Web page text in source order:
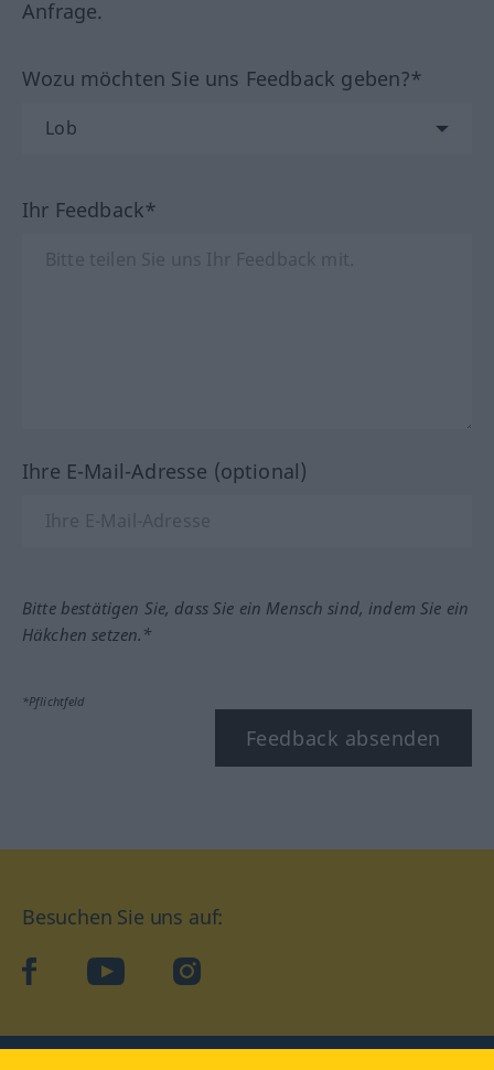
Anfrage.
Wozu möchten Sie uns Feedback geben?*
Ihr Feedback*
Ihre E-Mail-Adresse (optional)
Bitte bestätigen Sie, dass Sie ein Mensch sind, indem Sie ein
Häkchen setzen.*
*Pflichtfeld
Feedback absenden
Besuchen Sie uns auf:
facebookYouTube Instagram